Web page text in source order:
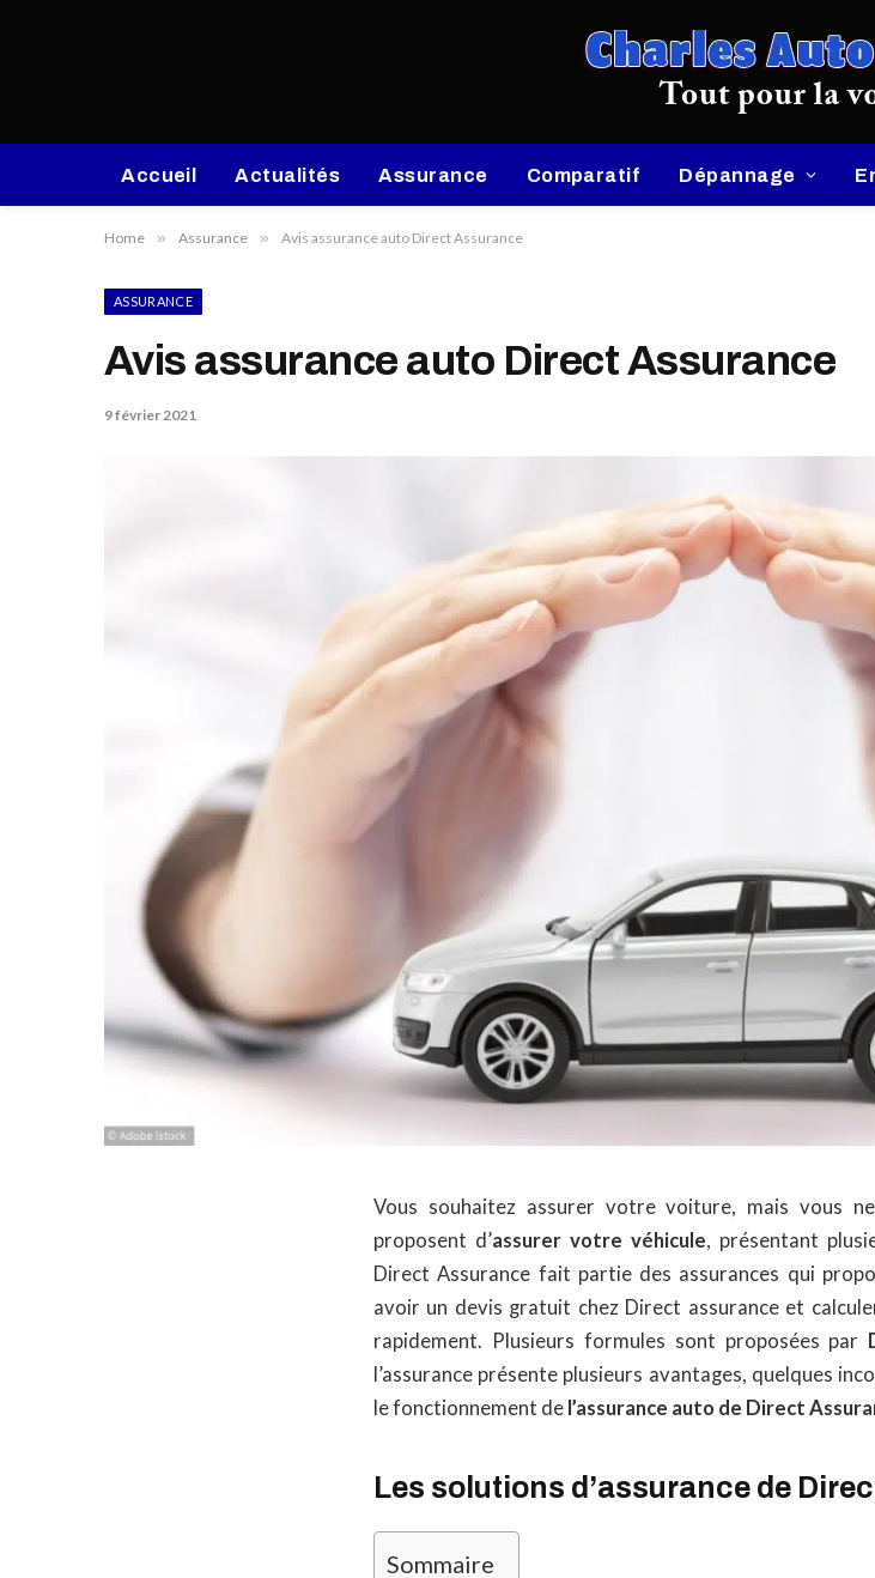
Accueil Actualités Assurance Comparatif Dépannage
Home » Assurance » Avis assurance auto Direct Assurance
ASSURANCE
Avis assurance auto Direct Assurance
9 février 2021
Vous souhaitez assurer votre voiture, mais vous
proposent d’assurer votre véhicule, présentant
Direct Assurance fait partie des assurances qui
avoir un devis gratuit chez Direct assurance et
rapidement. Plusieurs formules sont proposées par
l’assurance présente plusieurs avantages, quelques
le fonctionnement de l’assurance auto de Direct
Les solutions d’assurance de
Sommaire